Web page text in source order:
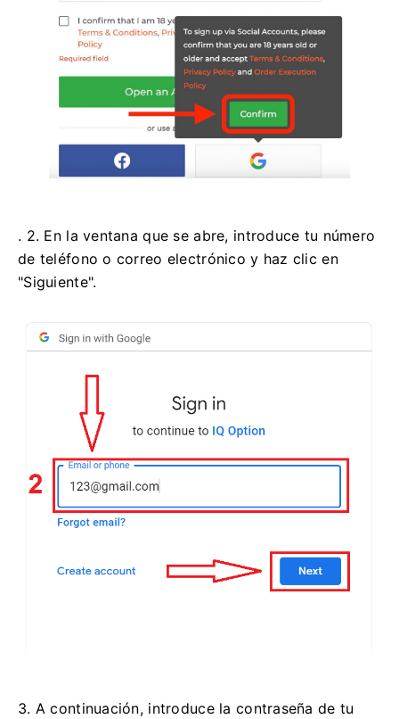
. 2. En la ventana que se abre, introduce tu número
de teléfono o correo electrónico y haz clic en
"Siguiente".
3. A continuación, introduce la contraseña de tu